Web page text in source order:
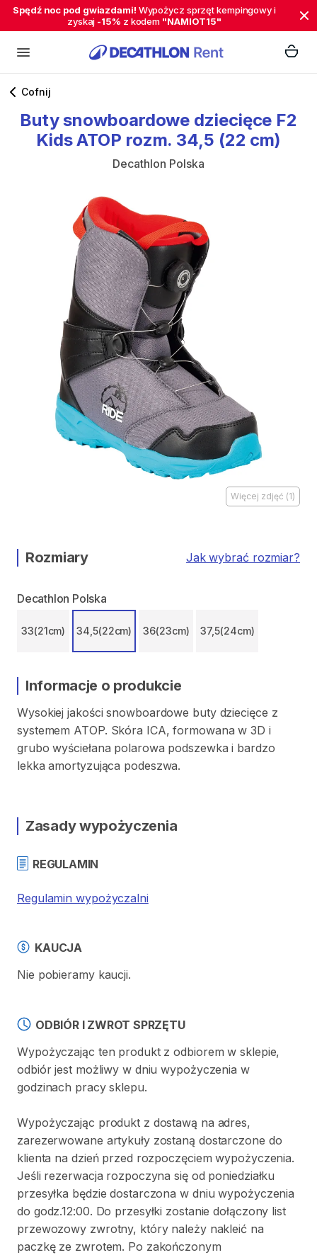
Spędź noc pod gwiazdami! Wypożycz sprzęt kempingowy i
zyskaj -15% z kodem "NAMIOT15"
Cofnij
Buty snowboardowe dziecięce F2
Kids ATOP rozm. 34​,​5 (22 cm)
Decathlon Polska
Więcej zdjęć (1)
Rozmiary Jak wybrać rozmiar?
Decathlon Polska
33(21cm) 34,5(22cm) 36(23cm) 37,5(24cm)
Informacje o produkcie
Wysokiej jakości snowboardowe buty dziecięce z
systemem ATOP. Skóra ICA​​​,​ formowana w 3D i
grubo wyściełana polarowa podszewka i bardzo
lekka amortyzująca podeszwa.
Zasady wypożyczenia
REGULAMIN
Regulamin wypożyczalni
KAUCJA
Nie pobieramy kaucji.
ODBIÓR I ZWROT SPRZĘTU
Wypożyczając ten produkt z odbiorem w sklepie,
odbiór jest możliwy w dniu wypożyczenia w
godzinach pracy sklepu.
Wypożyczając produkt z dostawą na adres,
zarezerwowane artykuły zostaną dostarczone do
klienta na dzień przed rozpoczęciem wypożyczenia.
Jeśli rezerwacja rozpoczyna się od poniedziałku
przesyłka będzie dostarczona w dniu wypożyczenia
do godz.12:00. Do przesyłki zostanie dołączony list
przewozowy zwrotny, który należy nakleić na
paczkę ze zwrotem. Po zakończonym